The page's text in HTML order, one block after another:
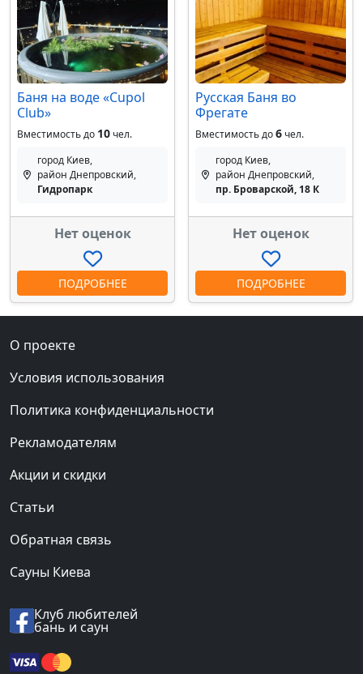
Баня на воде «Cupol
Club»
Вместимость до 10чел.
город Киев,
район Днепровский,
Гидропарк
Нет оценок
ПОДРОБНЕЕ
Русская Баня во
Фрегате
Вместимость до6чел.
город Киев,
район Днепровский,
пр. Броварской, 18 К
Нет оценок
ПОДРОБНЕЕ
О проекте
Условия использования
Политика конфиденциальности
Рекламодателям
Акции и скидки
Статьи
Обратная связь
Сауны Киева
Клуб любителей
бань и саун